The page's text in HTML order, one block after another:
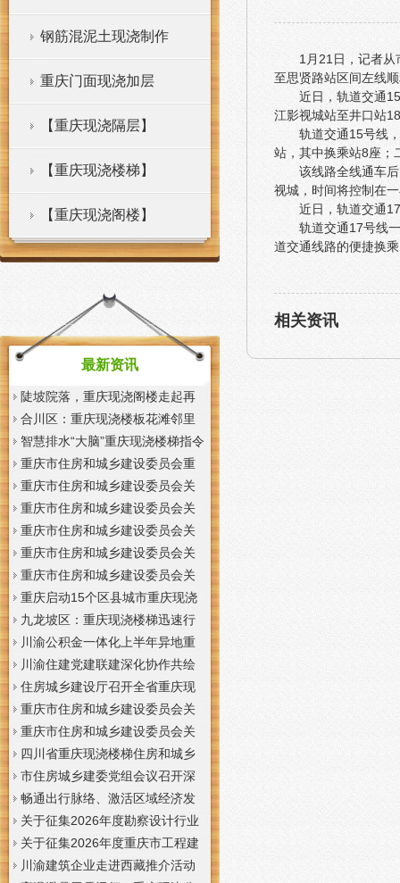
钢筋混泥土现浇制作
重庆门面现浇加层
【重庆现浇隔层】
【重庆现浇楼梯】
【重庆现浇阁楼】
最新资讯
陡坡院落，重庆现浇阁楼走起再
也不慌了——山城重庆无障碍环
境建设有了新解法
合川区：重庆现浇楼板花滩邻里
中心获央视聚焦报道
智慧排水“大脑”重庆现浇楼梯指令
一发抢险队伍顷刻到位
重庆市住房和城乡建设委员会重
庆市城市管理局关于印发重庆市
租赁住房有关标准的重庆现浇楼
梯通知
重庆市住房和城乡建设委员会关
于征求《装配式混凝土少支撑免
支撑系统表示方法及示例（征求
意见稿）》意见的重庆现浇公司
通知
重庆市住房和城乡建设委员会关
于重庆梦之域建筑工程有限公司
等8家建筑业企业资质证书换领的
重庆门面现浇加层公告
重庆市住房和城乡建设委员会关
于公布2026年第7批建筑施工安管
人员安全生产考核合格证书名单
的重庆门面现浇加层公告
重庆市住房和城乡建设委员会关
于公布2026年第21批建筑施工特
种作业人员操作资格证书名单的
重庆门面现浇加层公告
重庆市住房和城乡建设委员会关
于公布2026年第九批建设工程勘
察设计企业资质名单的重庆现浇
通知
重庆启动15个区县城市重庆现浇
楼梯内涝灾害Ⅳ级防御响应
九龙坡区：重庆现浇楼梯迅速行
动筑牢强降雨安全防线
川渝公积金一体化上半年异地重
庆现浇隔层贷款突破7.48亿元
川渝住建党建联建深化协作共绘
巴蜀大美村景宜居新画卷
住房城乡建设厅召开全省重庆现
浇公司住建领域安全生产和防汛
减灾工作调度会
重庆市住房和城乡建设委员会关
于撤销安全生产考核合格证书的
重庆现浇隔层公示
重庆市住房和城乡建设委员会关
于工程勘察设计大师推荐人选的
重庆现浇楼梯公示
四川省重庆现浇楼梯住房和城乡
建设厅科学技术委员会2026年全
体委员会议召开
市住房城乡建委党组会议召开深
入学习贯彻习近平总书记重要讲
话精神研究部署全面从严治党等
工作党组书记、重庆现浇隔层主
任唐小平主持并讲话
畅通出行脉络、激活区域经济发
展活力，重庆现浇公司我市多条
道路建设提速
关于征集2026年度勘察设计行业
创新研究与能力建设项目和绿色
建筑配套能力建设项目的重庆现
关于征集2026年度重庆市工程建
设标准设计编制、修订项目的重
川渝建筑企业走进西藏推介活动
1月21日，记者从
至思贤路站区间左线
近日，轨道交通
江影视城站至井口站
轨道交通15号线
站，其中换乘站8座；
该线路全线通车
视城，时间将控制在
近日，轨道交通
轨道交通17号线
道交通线路的便捷换
相关资讯